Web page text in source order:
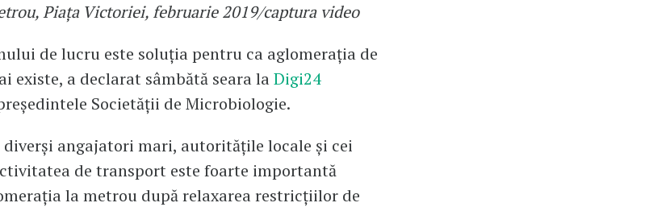
Piața Victoriei, februarie 2019/captura video
de lucru este soluția pentru ca aglomerația de
existe, a declarat sâmbătă seara laDigi24
Societății de Microbiologie.
angajatori mari, autoritățile locale și cei
de transport este foarte importantă
la metrou după relaxarea restricțiilor de